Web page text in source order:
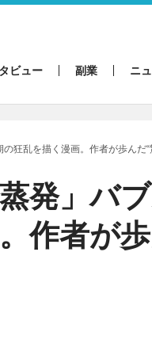
ビュー 副業 ニ
狂乱を描く漫画。作者が歩んだ“
発」バ
作者が